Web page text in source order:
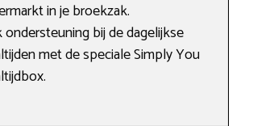
in je broekzak.
bij de dagelijkse
met de speciale Simply You